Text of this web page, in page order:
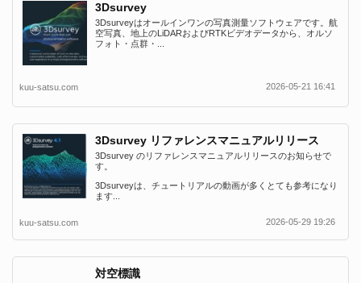
3Dsurvey
3Dsurveyはオールインワンの写真測量ソフトウェアです。航
空写真、地上のLiDARおよびRTKビデオデータから、オルソ
フォト・点群・...
kuu-satsu.com 2026-05-21 16:41
3Dsurvey リファレンスマニュアルリリース
3Dsurvey のリファレンスマニュアルリリースのお知らせで
す。
3Dsurveyは、チュートリアルの動画が多くとても参考になり
ます...
kuu-satsu.com 2026-05-29 19:26
対空標識